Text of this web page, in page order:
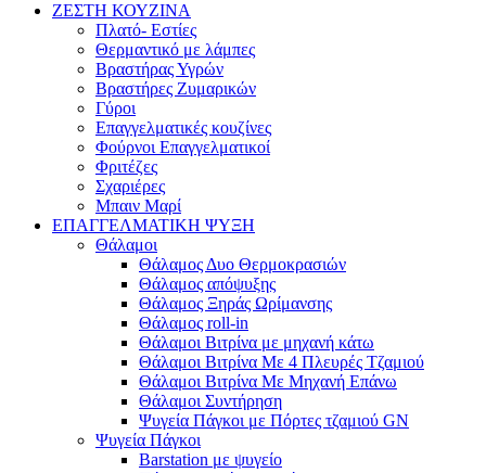
ΖΕΣΤΗ ΚΟΥΖΙΝΑ
Πλατό- Εστίες
Θερμαντικό με λάμπες
Βραστήρας Υγρών
Βραστήρες Ζυμαρικών
Γύροι
Επαγγελματικές κουζίνες
Φούρνοι Επαγγελματικοί
Φριτέζες
Σχαριέρες
Μπαιν Μαρί
ΕΠΑΓΓΕΛΜΑΤΙΚΗ ΨΥΞΗ
Θάλαμοι
Θάλαμος Δυο Θερμοκρασιών
Θάλαμος απόψυξης
Θάλαμος Ξηράς Ωρίμανσης
Θάλαμος roll-in
Θάλαμοι Βιτρίνα με μηχανή κάτω
Θάλαμοι Βιτρίνα Με 4 Πλευρές Τζαμιού
Θάλαμοι Βιτρίνα Με Μηχανή Επάνω
Θάλαμοι Συντήρηση
Ψυγεία Πάγκοι με Πόρτες τζαμιού GN
Ψυγεία Πάγκοι
Barstation με ψυγείο